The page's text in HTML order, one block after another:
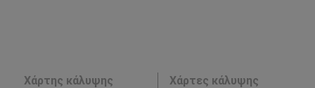
Χάρτης κάλυψης
Χάρτες κάλυψης